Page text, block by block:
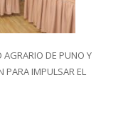
AGRARIO DE PUNO Y
PARA IMPULSAR EL